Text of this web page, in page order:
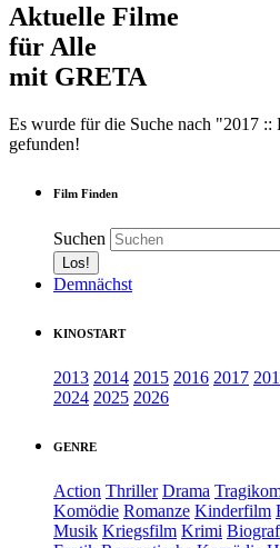
Aktuelle Filme
für Alle
mit GRETA
Es wurde für die Suche nach "2017 ::
gefunden!
Film Finden
Suchen
Demnächst
KINOSTART
2013 2014 2015 2016 2017
2024 2025 2026
GENRE
Action Thriller Drama
Komödie Romanze Kinderfilm
Musik Kriegsfilm Krimi